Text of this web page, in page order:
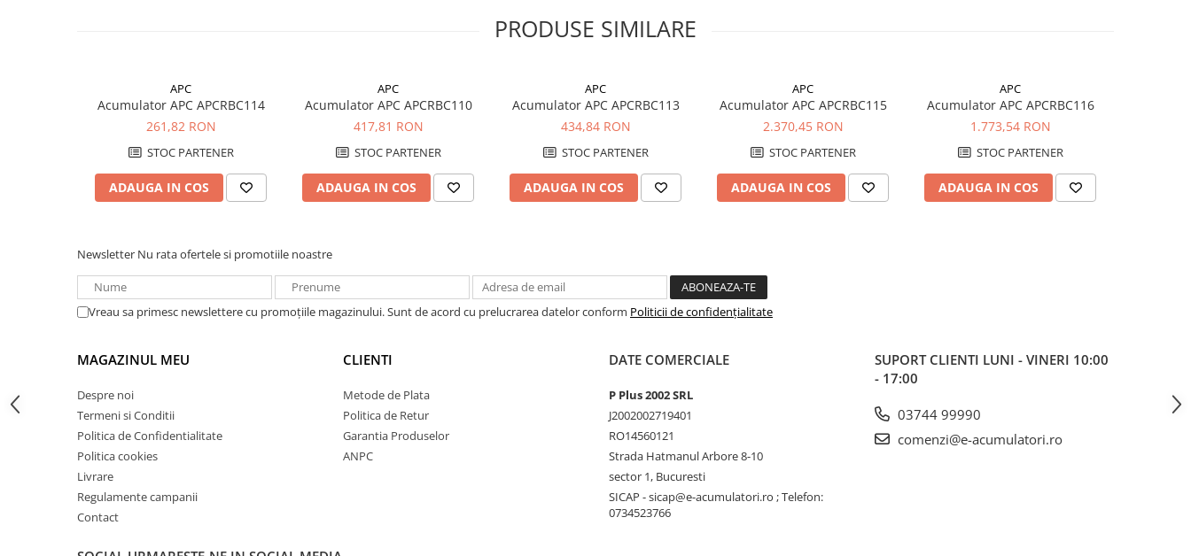
Turbine eoliene pentru casă
Tractiune / LiFePo4
Baterii si acumulatori gel si VRLA
Baterii si acumulatori AGM VRLA
Acumulatori Moto, ATV
SLA AGM (Sealed Lead Acid)
Deep Cycle - Tractiune/Semi-
Marine & Caravan
Pachete acumulatori VRLA
PRODUSE SIMILARE
APC
Acumulator APC APCRBC114
261,82 RON
STOC PARTENER
ADAUGA IN COS
APC
Acumulator APC APCRBC110
417,81 RON
STOC PARTENER
ADAUGA IN COS
APC
Acumulator APC APCRBC113
434,84 RON
STOC PARTENER
ADAUGA IN COS
APC
Acumulator APC APCRBC115
2.370,45 RON
STOC PARTENER
ADAUGA IN COS
APC
Acumulator APC APCRBC116
1.773,54 RON
STOC PARTENER
ADAUGA IN COS
Newsletter Nu rata ofertele si promotiile noastre
Vreau sa primesc newslettere cu promoțiile magazinului. Sunt de acord cu prelucrarea datelor conform Politicii de confidențialitate
MAGAZINUL MEU
Despre noi
Termeni si Conditii
Politica de Confidentialitate
Politica cookies
Livrare
Regulamente campanii
Contact
CLIENTI
Metode de Plata
Politica de Retur
Garantia Produselor
ANPC
DATE COMERCIALE
P Plus 2002 SRL
J2002002719401
RO14560121
Strada Hatmanul Arbore 8-10
sector 1, Bucuresti
SICAP - sicap@e-acumulatori.ro ; Telefon:
0734523766
SUPORT CLIENTI LUNI - VINERI 10:00
- 17:00
03744 99990
comenzi@e-acumulatori.ro